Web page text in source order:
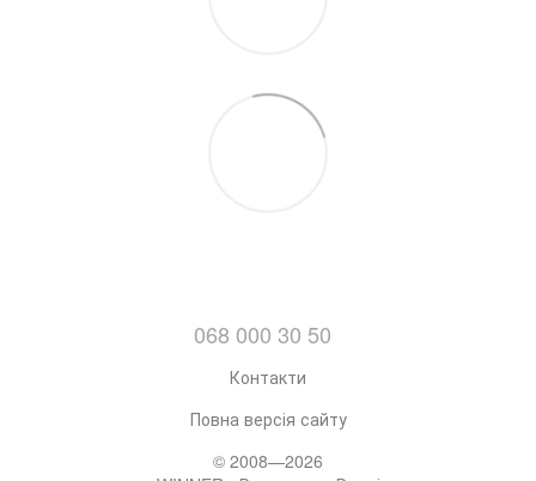
068 000 30 50
Контакти
Повна версія сайту
© 2008—2026